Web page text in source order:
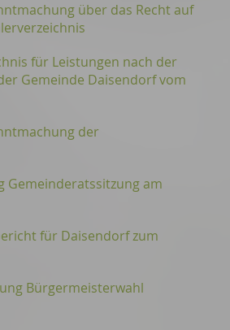
über das Recht auf
für Leistungen nach der
Gemeinde Daisendorf vom
der
Gemeinderatssitzung am
für Daisendorf zum
Bürgermeisterwahl